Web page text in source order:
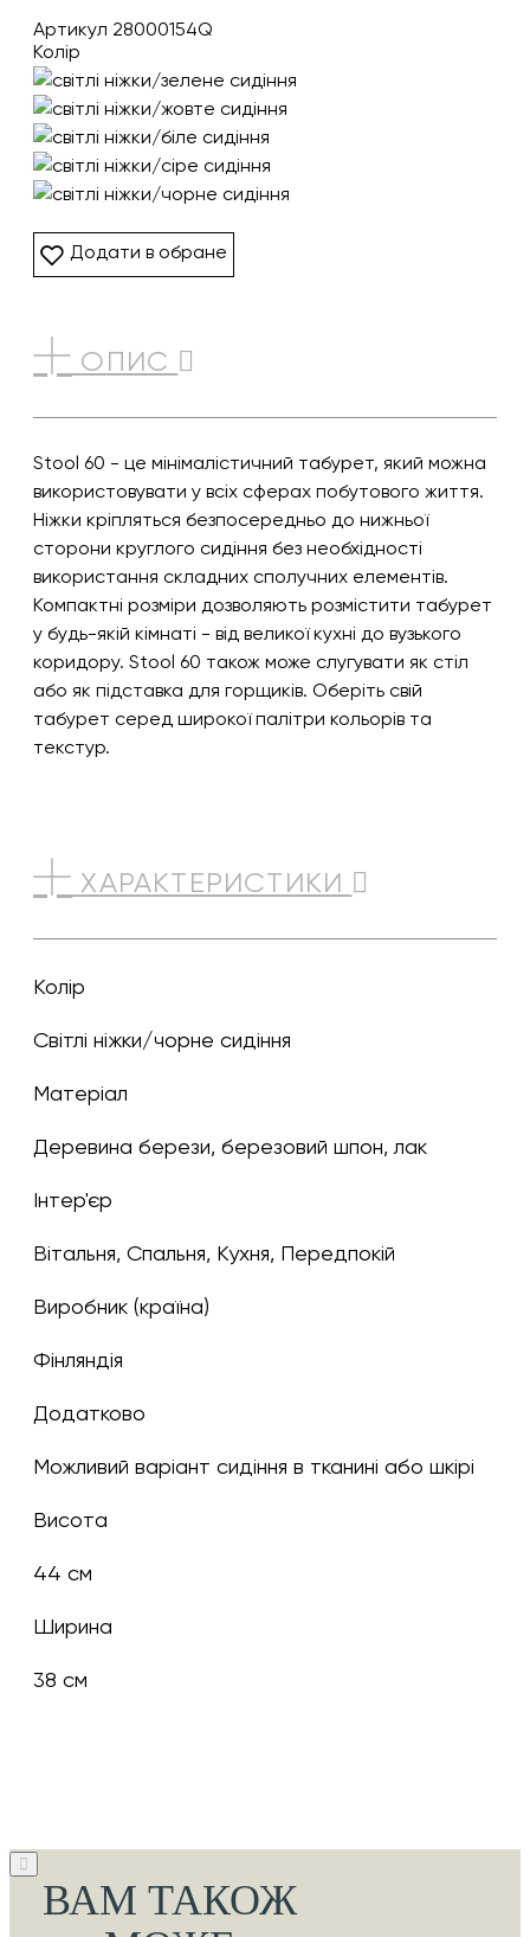
Артикул 28000154Q
Колір
Додати в обране
ОПИС
Stool 60 - це мінімалістичний табурет, який можна
використовувати у всіх сферах побутового життя.
Ніжки кріпляться безпосередньо до нижньої
сторони круглого сидіння без необхідності
використання складних сполучних елементів.
Компактні розміри дозволяють розмістити табурет
у будь-якій кімнаті - від великої кухні до вузького
коридору. Stool 60 також може слугувати як стіл
або як підставка для горщиків. Оберіть свій
табурет серед широкої палітри кольорів та
текстур.
ХАРАКТЕРИСТИКИ
Колір
світлі ніжки/чорне сидіння
Матеріал
Деревина берези, березовий шпон, лак
Інтер'єр
Вітальня, Спальня, Кухня, Передпокій
Виробник (країна)
Фінляндія
Додатково
Можливий варіант сидіння в тканині або шкірі
Висота
44 см
Ширина
38 см
ВАМ ТАКОЖ